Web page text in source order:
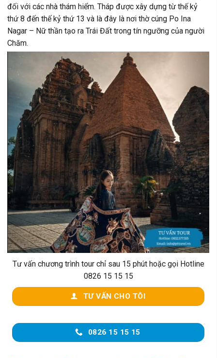
đối với các nhà thám hiểm. Tháp được xây dựng từ thế kỷ
thứ 8 đến thế kỷ thứ 13 và là đây là nơi thờ cúng Po Ina
Nagar – Nữ thần tạo ra Trái Đất trong tín ngưỡng của người
Chăm.
Tư vấn chương trình tour chỉ sau 15 phút hoặc gọi Hotline
0826 15 15 15
TƯ VẤN CHO TÔI
0826 15 15 15